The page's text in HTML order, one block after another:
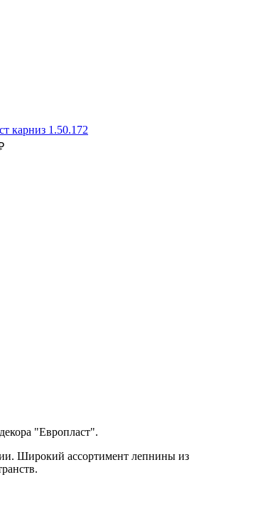
карниз 1.50.172
"Европласт".
Широкий ассортимент лепнины из